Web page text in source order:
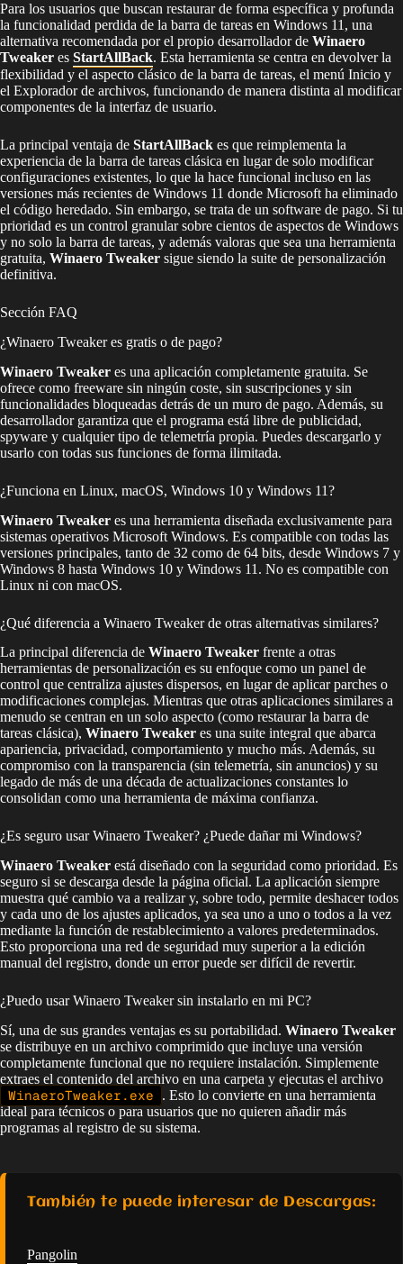
Para los usuarios que buscan restaurar de forma específica y profunda
la funcionalidad perdida de la barra de tareas en Windows 11, una
alternativa recomendada por el propio desarrollador de Winaero
Tweaker es StartAllBack. Esta herramienta se centra en devolver la
flexibilidad y el aspecto clásico de la barra de tareas, el menú Inicio y
el Explorador de archivos, funcionando de manera distinta al modificar
componentes de la interfaz de usuario.
La principal ventaja de StartAllBack es que reimplementa la
experiencia de la barra de tareas clásica en lugar de solo modificar
configuraciones existentes, lo que la hace funcional incluso en las
versiones más recientes de Windows 11 donde Microsoft ha eliminado
el código heredado. Sin embargo, se trata de un software de pago. Si tu
prioridad es un control granular sobre cientos de aspectos de Windows
y no solo la barra de tareas, y además valoras que sea una herramienta
gratuita, Winaero Tweaker sigue siendo la suite de personalización
definitiva.
Sección FAQ
¿Winaero Tweaker es gratis o de pago?
Winaero Tweaker es una aplicación completamente gratuita. Se
ofrece como freeware sin ningún coste, sin suscripciones y sin
funcionalidades bloqueadas detrás de un muro de pago. Además, su
desarrollador garantiza que el programa está libre de publicidad,
spyware y cualquier tipo de telemetría propia. Puedes descargarlo y
usarlo con todas sus funciones de forma ilimitada.
¿Funciona en Linux, macOS, Windows 10 y Windows 11?
Winaero Tweaker es una herramienta diseñada exclusivamente para
sistemas operativos Microsoft Windows. Es compatible con todas las
versiones principales, tanto de 32 como de 64 bits, desde Windows 7 y
Windows 8 hasta Windows 10 y Windows 11. No es compatible con
Linux ni con macOS.
¿Qué diferencia a Winaero Tweaker de otras alternativas similares?
La principal diferencia de Winaero Tweaker frente a otras
herramientas de personalización es su enfoque como un panel de
control que centraliza ajustes dispersos, en lugar de aplicar parches o
modificaciones complejas. Mientras que otras aplicaciones similares a
menudo se centran en un solo aspecto (como restaurar la barra de
tareas clásica), Winaero Tweaker es una suite integral que abarca
apariencia, privacidad, comportamiento y mucho más. Además, su
compromiso con la transparencia (sin telemetría, sin anuncios) y su
legado de más de una década de actualizaciones constantes lo
consolidan como una herramienta de máxima confianza.
¿Es seguro usar Winaero Tweaker? ¿Puede dañar mi Windows?
Winaero Tweaker está diseñado con la seguridad como prioridad. Es
seguro si se descarga desde la página oficial. La aplicación siempre
muestra qué cambio va a realizar y, sobre todo, permite deshacer todos
y cada uno de los ajustes aplicados, ya sea uno a uno o todos a la vez
mediante la función de restablecimiento a valores predeterminados.
Esto proporciona una red de seguridad muy superior a la edición
manual del registro, donde un error puede ser difícil de revertir.
¿Puedo usar Winaero Tweaker sin instalarlo en mi PC?
Sí, una de sus grandes ventajas es su portabilidad. Winaero Tweaker
se distribuye en un archivo comprimido que incluye una versión
completamente funcional que no requiere instalación. Simplemente
extraes el contenido del archivo en una carpeta y ejecutas el archivo
WinaeroTweaker.exe
. Esto lo convierte en una herramienta
ideal para técnicos o para usuarios que no quieren añadir más
programas al registro de su sistema.
También te puede interesar de Descargas:
Pangolin